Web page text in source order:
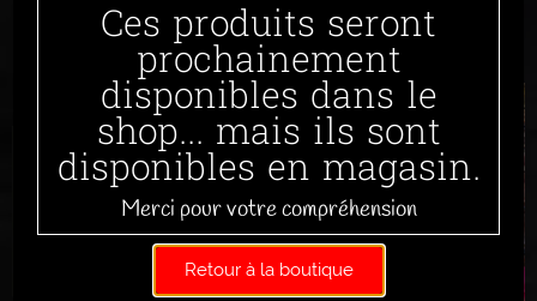
Produits similaires
Ces produits seront
prochainement
disponibles dans le
shop... mais ils sont
disponibles en magasin.
Merci pour votre compréhension
Retour à la boutique